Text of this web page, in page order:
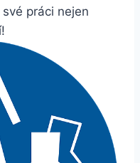
práci nejen